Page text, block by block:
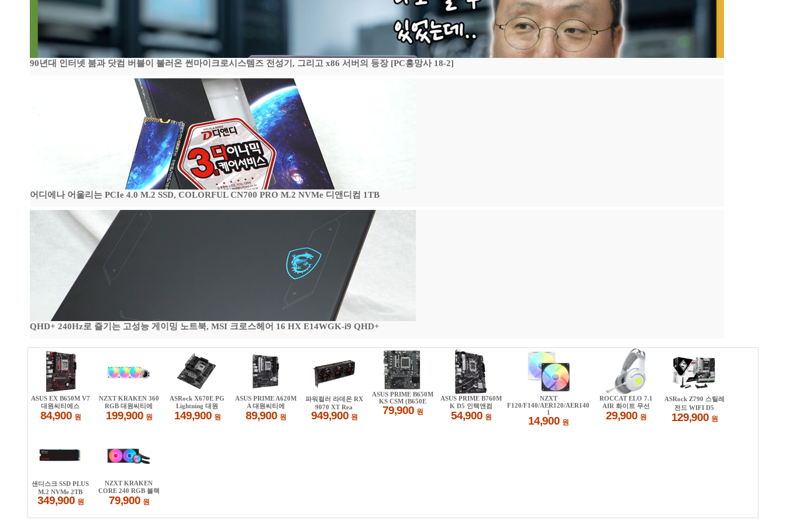
90년대 인터넷 붐과 닷컴 버블이 불러온 썬마이크로시스템즈 전성기, 그리고 x86 서버의 등장 [PC흥망사 18-2]
어디에나 어울리는 PCIe 4.0 M.2 SSD, COLORFUL CN700 PRO M.2 NVMe 디앤디컴 1TB
QHD+ 240Hz로 즐기는 고성능 게이밍 노트북, MSI 크로스헤어 16 HX E14WGK-i9 QHD+